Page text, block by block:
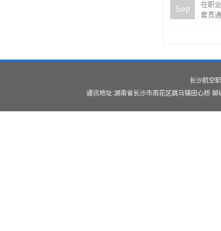
Sep
在职
套贯
长沙航空
通讯地址:湖南省长沙市雨花区跳马镇田心桥